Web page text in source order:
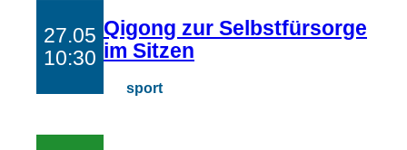
27.05
10:30
Qigong zur Selbstfürsorge
im Sitzen
sport